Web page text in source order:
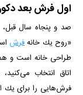
اول فرش بعد
صد و پنجاه سال قبل،
«روح یك خانهفرش
طراحی خانه است و
اتاق انتخاب
فرش‌هایی را برای یك